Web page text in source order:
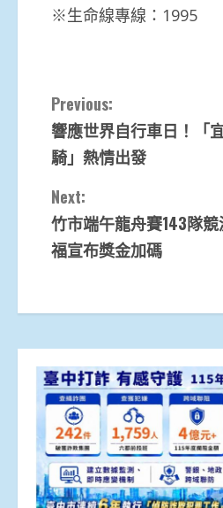
※生命線專線：1995
Continue
Reading
Previous:
響應世界自行車日！「
騎」熱情出發
Next:
竹市端午龍舟賽143隊
福宣布獎金加碼